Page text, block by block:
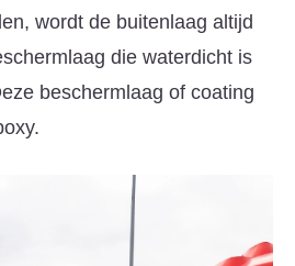
wordt de buitenlaag altijd
die waterdicht is
beschermlaag of coating